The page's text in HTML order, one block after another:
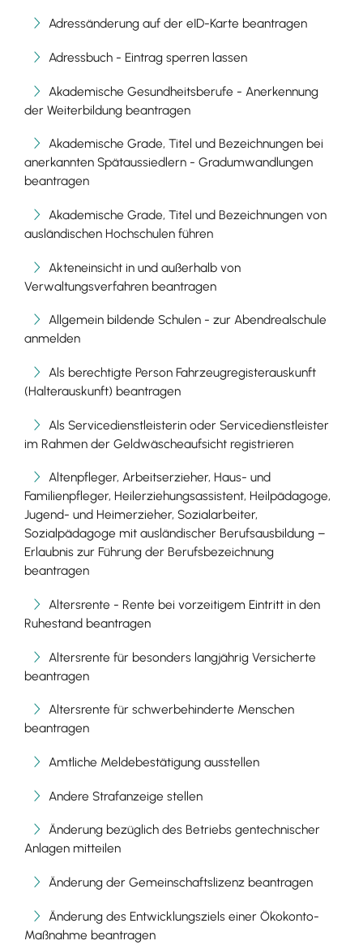
Adressänderung auf der eID-Karte beantragen
Adressbuch - Eintrag sperren lassen
Akademische Gesundheitsberufe - Anerkennung
der Weiterbildung beantragen
Akademische Grade, Titel und Bezeichnungen bei
anerkannten Spätaussiedlern - Gradumwandlungen
beantragen
Akademische Grade, Titel und Bezeichnungen von
ausländischen Hochschulen führen
Akteneinsicht in und außerhalb von
Verwaltungsverfahren beantragen
Allgemein bildende Schulen - zur Abendrealschule
anmelden
Als berechtigte Person Fahrzeugregisterauskunft
(Halterauskunft) beantragen
Als Servicedienstleisterin oder Servicedienstleister
im Rahmen der Geldwäscheaufsicht registrieren
Altenpfleger, Arbeitserzieher, Haus- und
Familienpfleger, Heilerziehungsassistent, Heilpädagoge,
Jugend- und Heimerzieher, Sozialarbeiter,
Sozialpädagoge mit ausländischer Berufsausbildung –
Erlaubnis zur Führung der Berufsbezeichnung
beantragen
Altersrente - Rente bei vorzeitigem Eintritt in den
Ruhestand beantragen
Altersrente für besonders langjährig Versicherte
beantragen
Altersrente für schwerbehinderte Menschen
beantragen
Amtliche Meldebestätigung ausstellen
Andere Strafanzeige stellen
Änderung bezüglich des Betriebs gentechnischer
Anlagen mitteilen
Änderung der Gemeinschaftslizenz beantragen
Änderung des Entwicklungsziels einer Ökokonto-
Maßnahme beantragen